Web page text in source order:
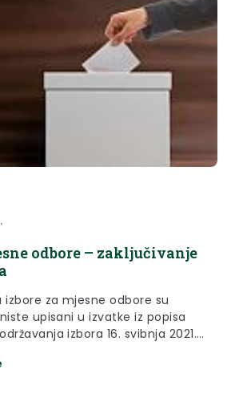
odbore – zaključivanje
izbore za mjesne odbore su
upisani u izvatke iz popisa
izbora 16. svibnja 2021.
koju izdaje Upravni odjel za